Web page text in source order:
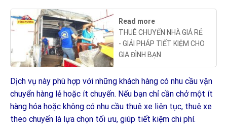
Read more
THUÊ CHUYỂN NHÀ GIÁ RẺ
- GIẢI PHÁP TIẾT KIỆM CHO
GIA ĐÌNH BẠN
Dịch vụ này phù hợp với những khách hàng có nhu cầu vận
chuyển hàng lẻ hoặc ít chuyến. Nếu bạn chỉ cần chở một ít
hàng hóa hoặc không có nhu cầu thuê xe liên tục, thuê xe
theo chuyến là lựa chọn tối ưu, giúp tiết kiệm chi phí.